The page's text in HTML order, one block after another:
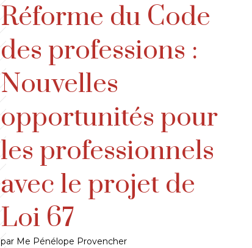
Réforme du Code
des professions :
Nouvelles
opportunités pour
les professionnels
avec le projet de
Loi 67
par Me Pénélope Provencher